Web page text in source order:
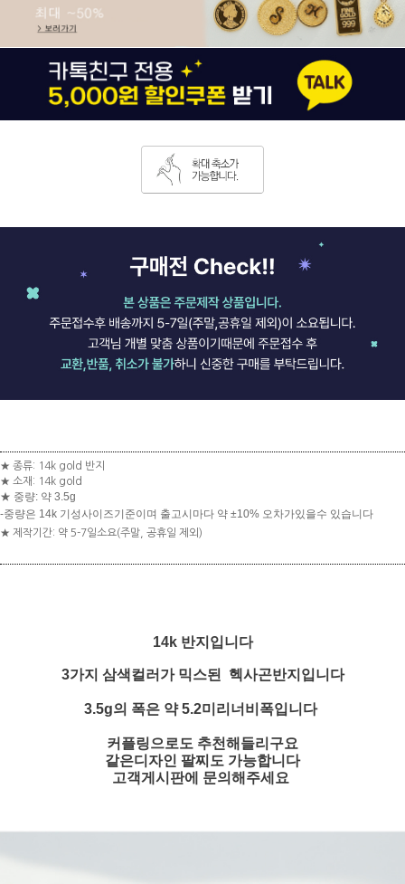
★ 종류: 14k gold 반지
★ 소재: 14k gold
★ 중량: 약 3.5g
-중량은 14k 기성사이즈기준이며 출고시마다 약 ±10% 오차가있을수 있습니다
★ 제작기간: 약 5-7일소요(주말, 공휴일 제외)
14k 반지입니다
3가지 삼색컬러가 믹스된 헥사곤반지입니다
3.5g의 폭은 약 5.2미리너비폭입니다
커플링으로도 추천해들리구요
같은디자인 팔찌도 가능합니다
고객게시판에 문의해주세요